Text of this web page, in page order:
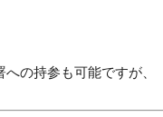
の持参も可能ですが、